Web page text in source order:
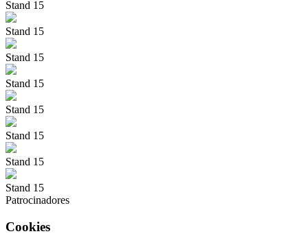
Stand 15
Stand 15
Stand 15
Stand 15
Stand 15
Stand 15
Stand 15
Stand 15
Patrocinadores
Cookies